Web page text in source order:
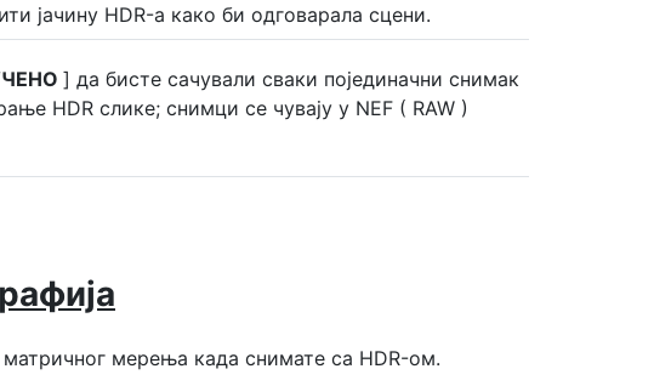
јачину HDR-а како би одговарала сцени.
] да бисте сачували сваки појединачни снимак
HDR слике; снимци се чувају у NEF ( RAW )
мерења када снимате са HDR-ом.